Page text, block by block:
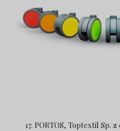
17. PORTOS, Toptextil Sp.